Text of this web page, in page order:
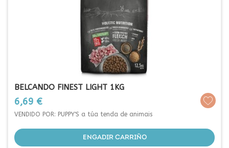
BELCANDO FINEST LIGHT 1KG
Prezo
6,69 €
VENDIDO POR: PUPPY'S a túa tenda de animais
ENGADIR CARRIÑO